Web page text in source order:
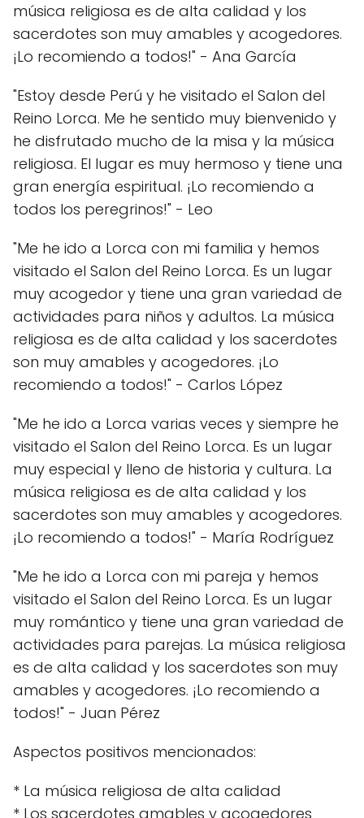
música religiosa es de alta calidad y los
sacerdotes son muy amables y acogedores.
¡Lo recomiendo a todos!" - Ana García
"Estoy desde Perú y he visitado el Salon del
Reino Lorca. Me he sentido muy bienvenido y
he disfrutado mucho de la misa y la música
religiosa. El lugar es muy hermoso y tiene una
gran energía espiritual. ¡Lo recomiendo a
todos los peregrinos!" - Leo
"Me he ido a Lorca con mi familia y hemos
visitado el Salon del Reino Lorca. Es un lugar
muy acogedor y tiene una gran variedad de
actividades para niños y adultos. La música
religiosa es de alta calidad y los sacerdotes
son muy amables y acogedores. ¡Lo
recomiendo a todos!" - Carlos López
"Me he ido a Lorca varias veces y siempre he
visitado el Salon del Reino Lorca. Es un lugar
muy especial y lleno de historia y cultura. La
música religiosa es de alta calidad y los
sacerdotes son muy amables y acogedores.
¡Lo recomiendo a todos!" - María Rodríguez
"Me he ido a Lorca con mi pareja y hemos
visitado el Salon del Reino Lorca. Es un lugar
muy romántico y tiene una gran variedad de
actividades para parejas. La música religiosa
es de alta calidad y los sacerdotes son muy
amables y acogedores. ¡Lo recomiendo a
todos!" - Juan Pérez
Aspectos positivos mencionados:
* La música religiosa de alta calidad
* Los sacerdotes amables y acogedores